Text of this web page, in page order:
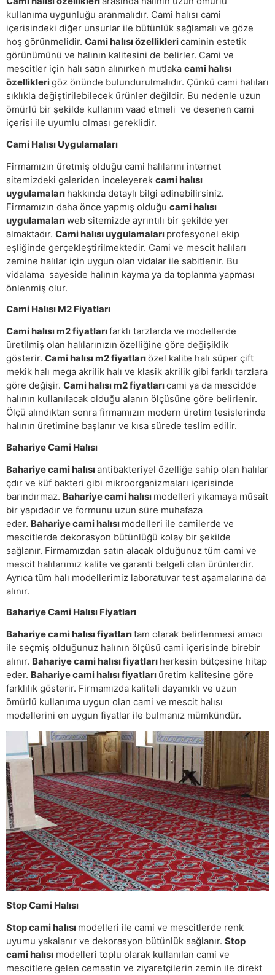
kullanıma uygunluğu aranmalıdır. Cami halısı cami
içerisindeki diğer unsurlar ile bütünlük sağlamalı ve göze
hoş görünmelidir. Cami halısı özelliklericaminin estetik
görünümünü ve halının kalitesini de belirler. Cami ve
mescitler için halı satın alınırken mutlaka cami halısı
özelliklerigöz önünde bulundurulmalıdır. Çünkü cami halıları
sıklıkla değiştirilebilecek ürünler değildir. Bu nedenle uzun
ömürlü bir şekilde kullanım vaad etmeli ve desenen cami
içerisi ile uyumlu olması gereklidir.
Cami Halısı Uygulamaları
Firmamızın üretmiş olduğu cami halılarını internet
sitemizdeki galeriden inceleyerek cami halısı
uygulamaları hakkında detaylı bilgi edinebilirsiniz.
Firmamızın daha önce yapmış olduğu cami halısı
uygulamalarıweb sitemizde ayrıntılı bir şekilde yer
almaktadır. Cami halısı uygulamaları profesyonel ekip
eşliğinde gerçekleştirilmektedir. Cami ve mescit halıları
zemine halılar için uygun olan vidalar ile sabitlenir. Bu
vidalama sayeside halının kayma ya da toplanma yapması
önlenmiş olur.
Cami Halısı M2 Fiyatları
Cami halısı m2 fiyatlarıfarklı tarzlarda ve modellerde
üretilmiş olan halılarınızın özelliğine göre değişiklik
gösterir. Cami halısı m2 fiyatlarıözel kalite halı süper çift
mekik halı mega akrilik halı ve klasik akrilik gibi farklı tarzlara
göre değişir. Cami halısı m2 fiyatlarıcami ya da mescidde
halının kullanılacak olduğu alanın ölçüsüne göre belirlenir.
Ölçü alındıktan sonra firmamızın modern üretim tesislerinde
halının üretimine başlanır ve kısa sürede teslim edilir.
Bahariye Cami Halısı
Bahariye cami halısıantibakteriyel özelliğe sahip olan halılar
çdır ve küf bakteri gibi mikroorganizmaları içerisinde
barındırmaz. Bahariye cami halısı modelleri yıkamaya müsait
bir yapıdadır ve formunu uzun süre muhafaza
eder. Bahariye cami halısı modelleri ile camilerde ve
mescitlerde dekorasyon bütünlüğü kolay bir şekilde
sağlanır. Firmamızdan satın alacak olduğunuz tüm cami ve
mescit halılarımız kalite ve garanti belgeli olan ürünlerdir.
Ayrıca tüm halı modellerimiz laboratuvar test aşamalarına da
alınır.
Bahariye Cami Halısı Fiyatları
Bahariye cami halısı fiyatlarıtam olarak belirlenmesi amacı
ile seçmiş olduğunuz halının ölçüsü cami içerisinde birebir
alınır. Bahariye cami halısı fiyatları herkesin bütçesine hitap
eder. Bahariye cami halısı fiyatları üretim kalitesine göre
farklılık gösterir. Firmamızda kaliteli dayanıklı ve uzun
ömürlü kullanıma uygun olan cami ve mescit halısı
modellerini en uygun fiyatlar ile bulmanız mümkündür.
Stop Cami Halısı
Stop cami halısı modelleri ile cami ve mescitlerde renk
uyumu yakalanır ve dekorasyon bütünlük sağlanır. Stop
cami halısı modelleri toplu olarak kullanılan cami ve
mescitlere gelen cemaatin ve ziyaretçilerin zemin ile direkt